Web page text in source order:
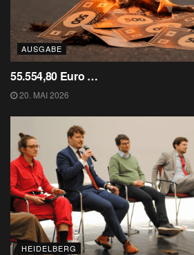
AUSGABE
55.554,80 Euro …
20. MAI 2026
HEIDELBERG